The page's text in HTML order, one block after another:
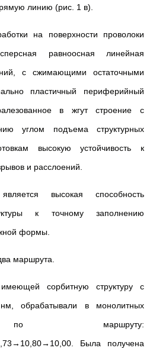
линию (рис. 1 в).
на поверхности проволоки
равноосная линейная
с сжимающими остаточными
пластичный периферийный
в жгут строение с
углом подъема структурных
высокую устойчивость к
и расслоений.
высокая способность
к точному заполнению
формы.
маршрута.
имеющей сорбитную структуру с
обрабатывали в монолитных
маршруту:
Была получена